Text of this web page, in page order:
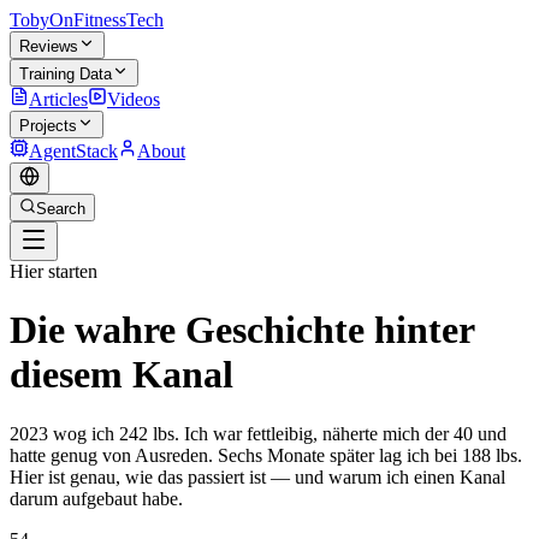
TobyOnFitnessTech
Reviews
Training Data
Articles Videos
Projects
AgentStack About
Search
Hier starten
Die wahre Geschichte hinter
diesem Kanal
2023 wog ich 242 lbs. Ich war fettleibig, näherte mich der 40 und
hatte genug von Ausreden. Sechs Monate später lag ich bei 188 lbs.
Hier ist genau, wie das passiert ist — und warum ich einen Kanal
darum aufgebaut habe.